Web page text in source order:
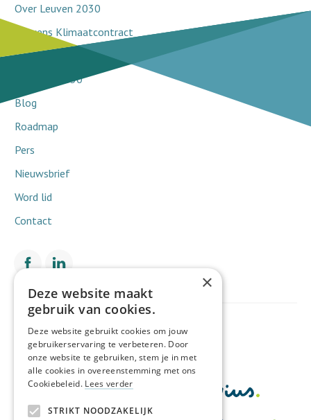
Over Leuven 2030
Leuvens Klimaatcontract
Doorbraakprojecten
Netwerk 2030
Blog
Roadmap
Pers
Nieuwsbrief
Word lid
Contact
×
Deze website maakt
gebruik van cookies.
Deze website gebruikt cookies om jouw
gebruikerservaring te verbeteren. Door
onze website te gebruiken, stem je in met
alle cookies in overeenstemming met ons
Cookiebeleid. Lees verder
STRIKT NOODZAKELIJK